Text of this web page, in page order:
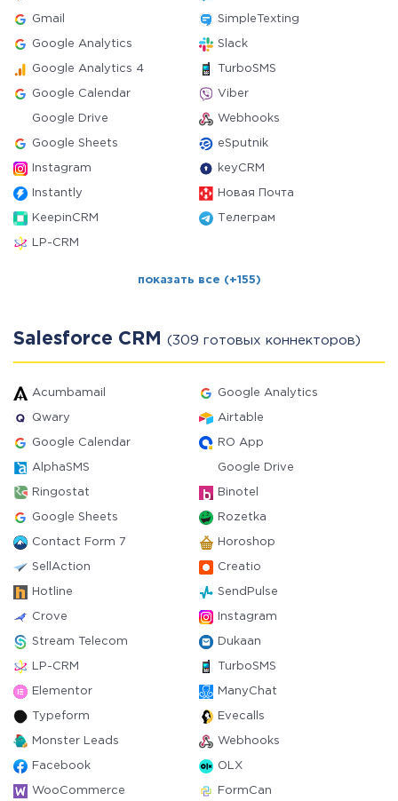
Gmail SimpleTexting
Google Analytics Slack
Google Analytics 4 TurboSMS
Google Calendar Viber
Google Drive Webhooks
Google Sheets eSputnik
Instagram keyCRM
Instantly Новая Почта
KeepinCRM Телеграм
LP-CRM
показать все (+155)
Salesforce CRM (309 готовых коннекторов)
Acumbamail Google Analytics
Qwary Airtable
Google Calendar RO App
AlphaSMS Google Drive
Ringostat Binotel
Google Sheets Rozetka
Contact Form 7 Horoshop
SellAction Creatio
Hotline SendPulse
Crove Instagram
Stream Telecom Dukaan
LP-CRM TurboSMS
Elementor ManyChat
Typeform Evecalls
Monster Leads Webhooks
Facebook OLX
WooCommerce FormCan